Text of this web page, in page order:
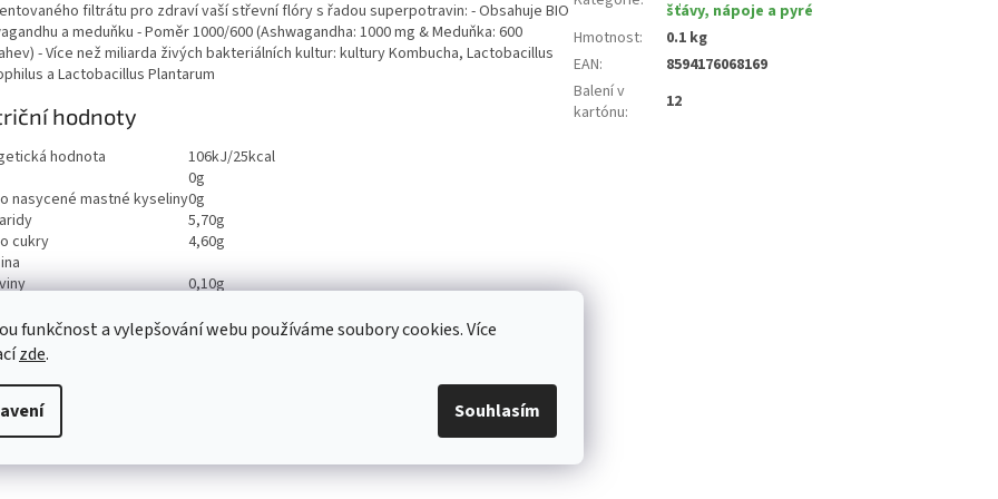
funkčnost a vylepšování webu používáme soubory cookies. Více
zde.
Souhlasím
filtrátu pro zdraví vaší střevní flóry s řadou superpotravin: - Obsahuje BIO
a meduňku - Poměr 1000/600 (Ashwagandha: 1000 mg & Meduňka: 600
- Více než miliarda živých bakteriálních kultur: kultury Kombucha, Lactobacillus
a Lactobacillus Plantarum
hodnoty
hodnota
106kJ/25kcal
0g
nasycené mastné kyseliny0g
5,70g
cukry
4,60g
0,10g
šťávy, nápoje a pyré
Hmotnost:
0.1 kg
EAN:
8594176068169
Balení v
kartónu: 12